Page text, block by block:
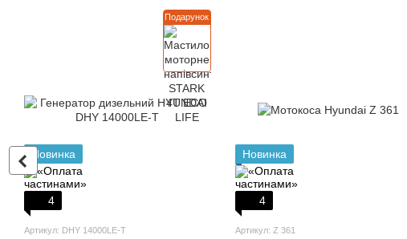
Подарунок
Новинка
4
Артикул: DHY 14000LE-T
Новинка
4
Артикул: Z 361